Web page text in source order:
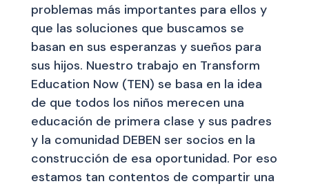
problemas más importantes para ellos y
que las soluciones que buscamos se
basan en sus esperanzas y sueños para
sus hijos. Nuestro trabajo en Transform
Education Now (TEN) se basa en la idea
de que todos los niños merecen una
educación de primera clase y sus padres
y la comunidad DEBEN ser socios en la
construcción de esa oportunidad. Por eso
estamos tan contentos de compartir una